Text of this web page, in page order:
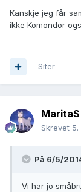
Kanskje jeg får
ikke Komondor
Siter
MaritaS
Skrevet 5.
På 6/5/
Vi har jo